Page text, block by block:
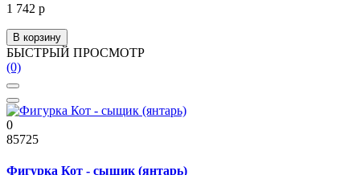
1 742 р
В корзину
БЫСТРЫЙ ПРОСМОТР
(0)
0
85725
Фигурка Кот - сыщик (янтарь)